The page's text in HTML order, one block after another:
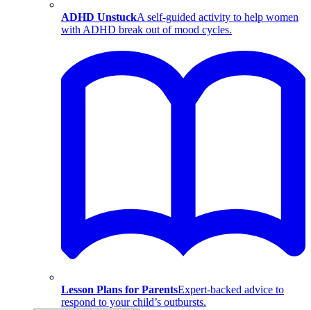
ADHD UnstuckA self-guided activity to help women
with ADHD break out of mood cycles.
Lesson Plans for ParentsExpert-backed advice to
respond to your child’s outbursts.